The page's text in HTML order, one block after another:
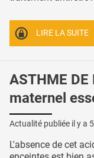
LIRE LA SUITE
ASTHME DE
maternel
Actualité publiée il y a
L'absence de cet